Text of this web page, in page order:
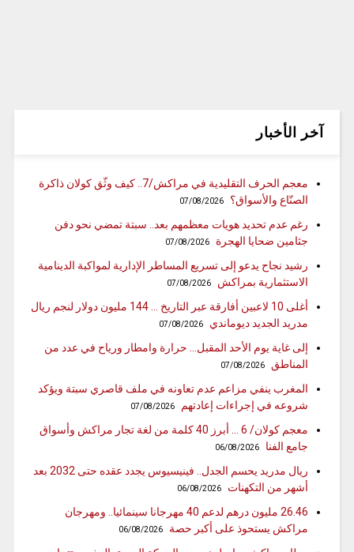
آخر الأخبار
معجم الحرف التقليدية في مراكش/7.. كيف وثّق كولان ذاكرة
الصنّاع والأسواق؟
07/08/2026
رغم عدم تحديد هويات معظمهم بعد.. سبتة تمضي نحو دفن
جثامين ضحايا الهجرة
07/08/2026
رشيد نجاح يدعو إلى تسريع المساطر الإدارية لمواكبة الدينامية
الاستثمارية بمراكش
07/08/2026
أغلى 10 لاعبين أفارقة عبر التاريخ … 144 مليون دولار لنجم ريال
مدريد الجديد ديوماندي
07/08/2026
إلى غاية يوم الأحد المقبل… حرارة وامطار ورياح في عدد من
المناطق
07/08/2026
المغرب ينفي مزاعم عدم تعاونه في ملف قاصري سبتة ويؤكد
شروعه في إجراءات إعادتهم
07/08/2026
معجم كولان/ 6 … أبرز 40 كلمة من لغة تجار مراكش وأسواق
جامع الفنا
06/08/2026
ريال مدريد يحسم الجدل.. فينيسيوس يجدد عقده حتى 2032 بعد
أشهر من التكهنات
06/08/2026
26.46 مليون درهم لدعم 40 مهرجانا سينمائيا.. ومهرجان
مراكش يستحوذ على أكبر حصة
06/08/2026